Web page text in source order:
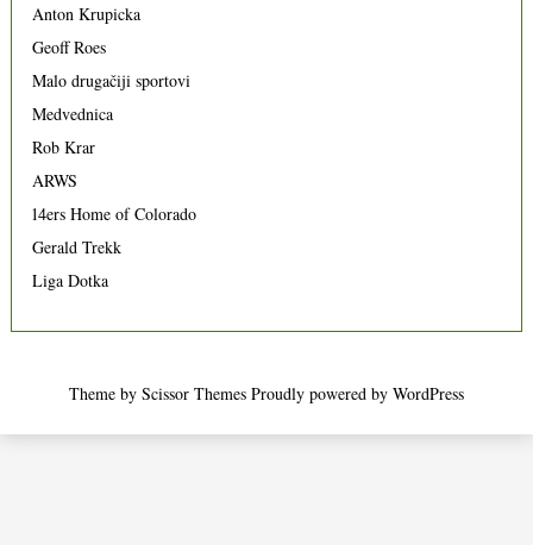
Anton Krupicka
Geoff Roes
Malo drugačiji sportovi
Medvednica
Rob Krar
ARWS
14ers Home of Colorado
Gerald Trekk
Liga Dotka
Theme by Scissor Themes Proudly powered by WordPress